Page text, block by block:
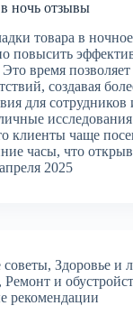
ночь отзывы
товара в
повысить
время
создавая
для сотрудников
исследования
клиенты чаще
часы, что
2025
, Здоровье и
, Ремонт и
рекомендации